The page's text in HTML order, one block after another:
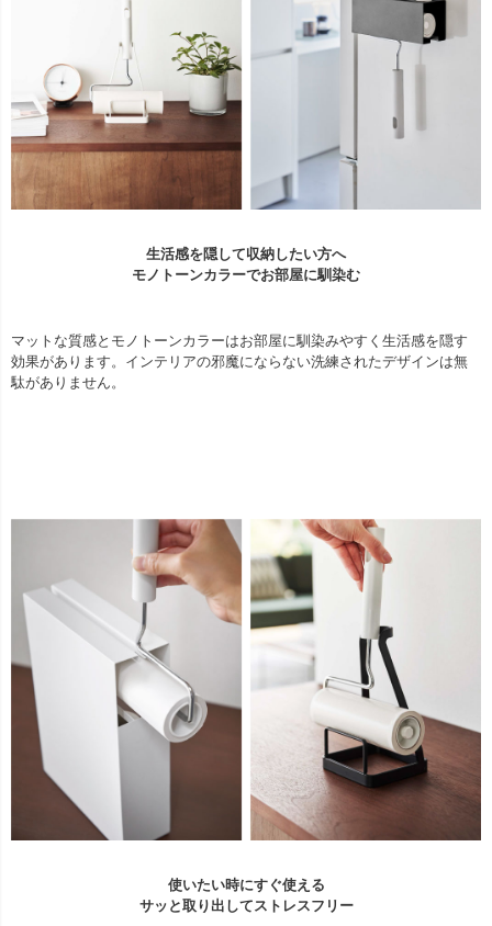
生活感を隠して収納したい方へ
モノトーンカラーでお部屋に馴染む
マットな質感とモノトーンカラーはお部屋に馴染みやすく生活感を隠す
効果があります。インテリアの邪魔にならない洗練されたデザインは無
駄がありません。
使いたい時にすぐ使える
サッと取り出してストレスフリー